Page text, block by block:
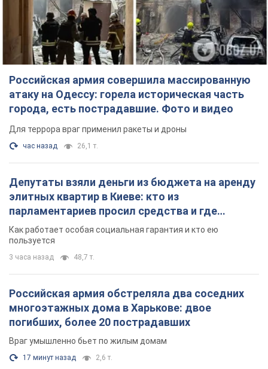
Российская армия совершила массированную
атаку на Одессу: горела историческая часть
города, есть пострадавшие. Фото и видео
Для террора враг применил ракеты и дроны
час назад 26,1 т.
Депутаты взяли деньги из бюджета на аренду
элитных квартир в Киеве: кто из
парламентариев просил средства и где
поселился
Как работает особая социальная гарантия и кто ею
пользуется
3 часа назад 48,7 т.
Российская армия обстреляла два соседних
многоэтажных дома в Харькове: двое
погибших, более 20 пострадавших
Враг умышленно бьет по жилым домам
17 минут назад 2,6 т.